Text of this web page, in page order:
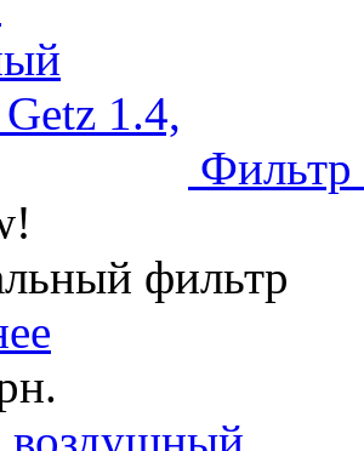
Фильтр
фильтр